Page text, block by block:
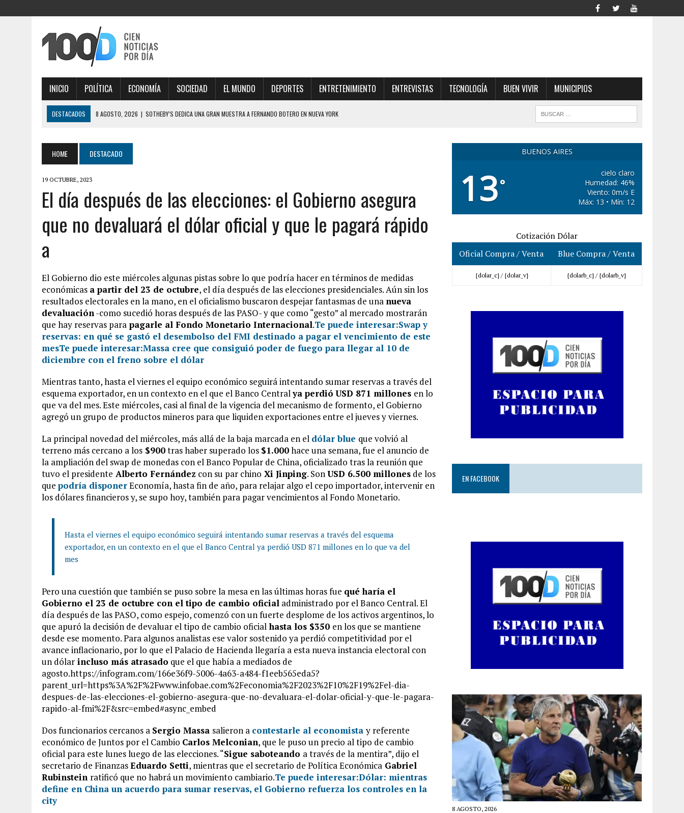
INICIO POLÍTICA ECONOMÍA SOCIEDAD EL MUNDO DEPORTES ENTRETENIMIENTO ENTREVISTAS TECNOLOGÍA BUEN VIVIR MUNICIPIOS
DESTACADOS 8 AGOSTO, 2026 | SOTHEBY’S DEDICA UNA GRAN MUESTRA A FERNANDO BOTERO EN NUEVA YORK
8 AGOSTO, 2026 | CONSUMO EN BAJA: POR QUÉ LOS FORMATOS MÚLTIPLES GANAN LUGAR EN LAS COMPRAS COTIDIANAS
8 AGOSTO, 2026
ENDEUDADOS
HOME DESTACADO
19 OCTUBRE, 2023
El día después de las elecciones: el Gobierno asegura
que no devaluará el dólar oficial y que le pagará rápido
a
El Gobierno dio este miércoles algunas pistas sobre lo que podría hacer en términos de medidas
económicas a partir del 23 de octubre, el día después de las elecciones presidenciales. Aún sin los
resultados electorales en la mano, en el oficialismo buscaron despejar fantasmas de una nueva
devaluación-como sucedió horas después de las PASO- y que como “gesto” al mercado mostrarán
que hay reservas para pagarle al Fondo Monetario Internacional.Te puede interesar:Swap y
reservas: en qué se gastó el desembolso del FMI destinado a pagar el vencimiento de este
mesTe puede interesar:Massa cree que consiguió poder de fuego para llegar al 10 de
diciembre con el freno sobre el dólar
Mientras tanto, hasta el viernes el equipo económico seguirá intentando sumar reservas a través del
esquema exportador, en un contexto en el que el Banco Centralya perdió USD 871 millones en lo
que va del mes. Este miércoles, casi al final de la vigencia del mecanismo de formento, el Gobierno
agregó un grupo de productos mineros para que liquiden exportaciones entre el jueves y viernes.
La principal novedad del miércoles, más allá de la baja marcada en el dólar blue que volvió al
terreno más cercano a los $900tras haber superado los $1.000hace una semana, fue el anuncio de
la ampliación del swap de monedas con el Banco Popular de China, oficializado tras la reunión que
tuvo el presidente Alberto Fernández con su par chino Xi Jinping. SonUSD 6.500 millones de los
que podría disponerEconomía, hasta fin de año, para relajar algo el cepo importador, intervenir en
los dólares financieros y, se supo hoy, también para pagar vencimientos al Fondo Monetario.
Hasta el viernes el equipo económico seguirá intentando sumar reservas a través del esquema
exportador, en un contexto en el que el Banco Central ya perdió USD 871 millones en lo que va del
mes
Pero una cuestión que también se puso sobre la mesa en las últimas horas fue qué haría el
Gobierno el 23 de octubre con el tipo de cambio oficial administrado por el Banco Central. El
día después de las PASO, como espejo, comenzó con un fuerte desplome de los activos argentinos, lo
que apuró la decisión de devaluar el tipo de cambio oficialhasta los $350 en los que se mantiene
desde ese momento. Para algunos analistas ese valor sostenido ya perdió competitividad por el
avance inflacionario, por lo que el Palacio de Hacienda llegaría a esta nueva instancia electoral con
un dólar incluso más atrasado que el que había a mediados de
agosto.https://infogram.com/166e36f9-5006-4a63-a484-f1eeb565eda5?
parent_url=https%3A%2F%2Fwww.infobae.com%2Feconomia%2F2023%2F10%2F19%2Fel-dia-
despues-de-las-elecciones-el-gobierno-asegura-que-no-devaluara-el-dolar-oficial-y-que-le-pagara-
rapido-al-fmi%2F&src=embed#async_embed
Dos funcionarios cercanos a Sergio Massa salieron a contestarle al economistay referente
económico de Juntos por el Cambio Carlos Melconian, que le puso un precio al tipo de cambio
oficial para este lunes luego de las elecciones. “Sigue saboteando a través de la mentira”, dijo el
secretario de FinanzasEduardo Setti, mientras que el secretario de Política Económica Gabriel
Rubinstein ratificó que no habrá un movimiento cambiario.Te puede interesar:Dólar: mientras
define en China un acuerdo para sumar reservas, el Gobierno refuerza los controles en la
city
BUENOS AIRES
13°
cielo claro
Humedad: 46%
Viento: 0m/s E
Máx: 13 • Mín: 12
Cotización Dólar
Oficial Compra / Venta
Blue Compra / Venta
{dolar_c} / {dolar_v} {dolarb_c} / {dolarb_v}
EN FACEBOOK
8 AGOSTO, 2026